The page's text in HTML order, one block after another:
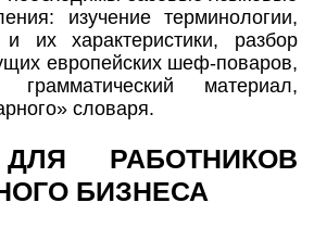
изучение терминологии,
их характеристики, разбор
европейских шеф-поваров,
материал,
словаря.
ДЛЯ РАБОТНИКОВ
БИЗНЕСА